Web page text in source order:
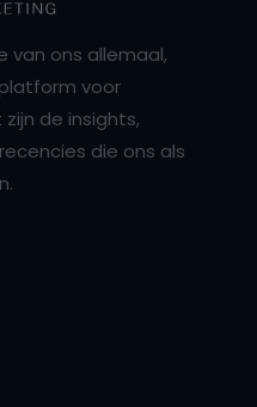
van ons allemaal,
voor
de insights,
die ons als